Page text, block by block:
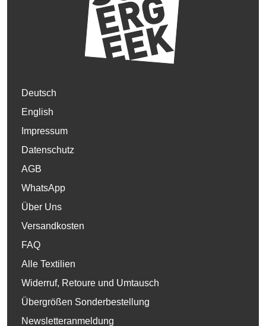
Deutsch
English
Impressum
Datenschutz
AGB
WhatsApp
Über Uns
Versandkosten
FAQ
Alle Textilien
Widerruf, Retoure und Umtausch
Übergrößen Sonderbestellung
Newsletteranmeldung